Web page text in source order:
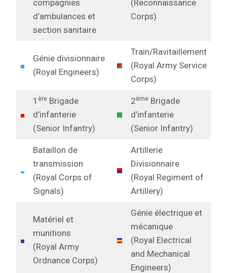
compagnies
d’ambulances et
section sanitaire
(Reconnaissance
Corps)
Génie divisionnaire
(Royal Engineers)
Train/Ravitaillement
(Royal Army Service
Corps)
1 èreBrigade
d’infanterie
(Senior Infantry)
2èmeBrigade
d’infanterie
(Senior Infantry)
Bataillon de
transmission
(Royal Corps of
Signals)
Artillerie
Divisionnaire
(Royal Regiment of
Artillery)
Matériel et
munitions
(Royal Army
Ordnance Corps)
Génie électrique et
mécanique
(Royal Electrical
and Mechanical
Engineers)